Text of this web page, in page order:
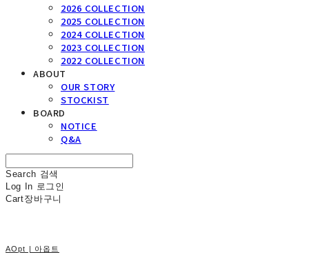
2026 COLLECTION
2025 COLLECTION
2024 COLLECTION
2023 COLLECTION
2022 COLLECTION
ABOUT
OUR STORY
STOCKIST
BOARD
NOTICE
Q&A
Search 검색
Log In 로그인
Cart장바구니
AOpt | 아옵트